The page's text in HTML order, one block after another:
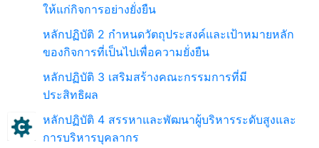
ให้แก่กิจการอย่างยั่งยืน
​หลักปฏิบัติ 2 กำหนดวัตถุประสงค์และเป้าหมายหลัก
ของกิจการที่เป็นไปเพื่อความยั่งยืน
หลักปฏิบัติ 3 เสริมสร้างคณะกรรมการที่มี
ประสิทธิผล
หลักปฏิบัติ 4 สรรหาและพัฒนาผู้บริหารระดับสูงและ
การบริหารบุคลากร